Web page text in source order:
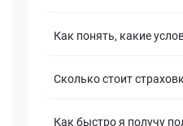
Как понять, какие
Сколько стоит
Как быстро я получу